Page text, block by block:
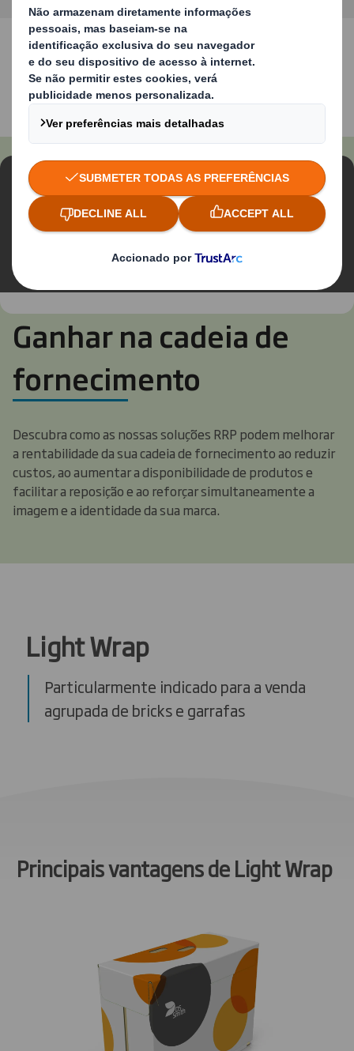
CONTACTE-NOS
Conteúdo bloqueado
Para ver este vídeo, deve aceitar as cookies
“funcionais"
Alterar as minhas definições
Ganhar na cadeia de
fornecimento
Descubra como as nossas soluções RRP podem melhorar
a rentabilidade da sua cadeia de fornecimento ao reduzir
custos, ao aumentar a disponibilidade de produtos e
facilitar a reposição e ao reforçar simultaneamente a
imagem e a identidade da sua marca.
Light Wrap
Particularmente indicado para a venda
agrupada de bricks e garrafas
Principais vantagens de Light Wrap